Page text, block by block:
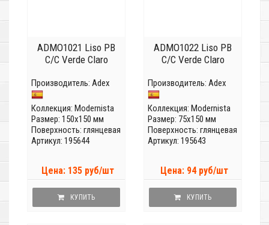
ADMO1021 Liso PB
C/C Verde Claro
Производитель: Adex
Коллекция: Modernista
Размер: 150x150 мм
Поверхность: глянцевая
Артикул: 195644
Цена: 135 руб/шт
КУПИТЬ
ADMO1022 Liso PB
C/C Verde Claro
Производитель: Adex
Коллекция: Modernista
Размер: 75x150 мм
Поверхность: глянцевая
Артикул: 195643
Цена: 94 руб/шт
КУПИТЬ